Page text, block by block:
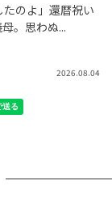
たのよ」還暦祝い
。思わぬ...
2026.08.04